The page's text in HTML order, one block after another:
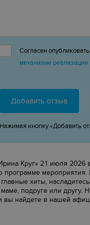
Согласен
механизме реализации
Добавить отзыв
Нажимая кнопку «Добавить
Круг» 21 июля
мероприятия.
хиты,
подруге или другу.
вы найдете в нашей